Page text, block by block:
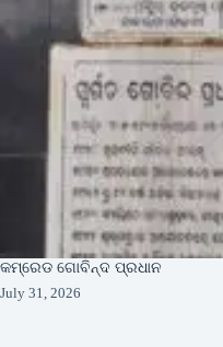
କମ୍ରେଡ ଗୋବିନ୍ଦ ପ୍ରଧାନ
July 31, 2026